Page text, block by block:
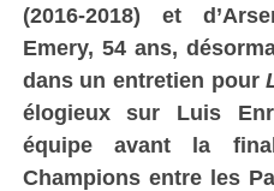
(2016-2018) et
Emery, 54 ans,
dans un entretien pour
élogieux sur Luis
équipe avant la
Champions entre les